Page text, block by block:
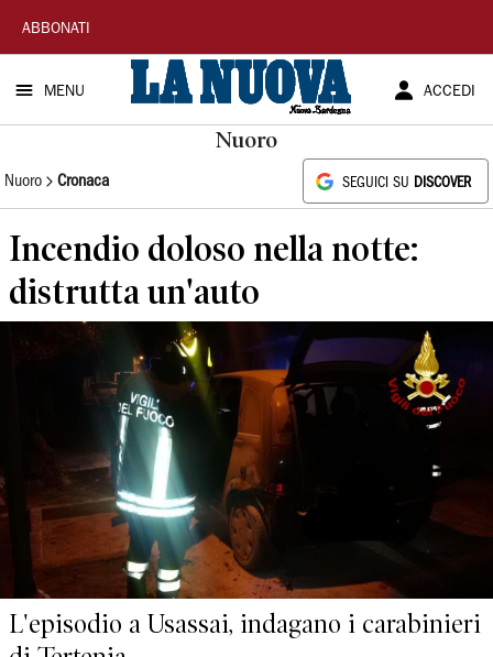
La
Nuova
Sardegna
ABBONATI
MENU ACCEDI
Nuoro
Nuoro Cronaca SEGUICI SU DISCOVER
Incendio doloso nella notte:
distrutta un'auto
L'episodio a Usassai, indagano i carabinieri